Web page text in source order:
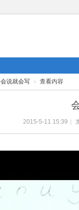
会说就会写 › 查看内容
2015-5-11 15:39